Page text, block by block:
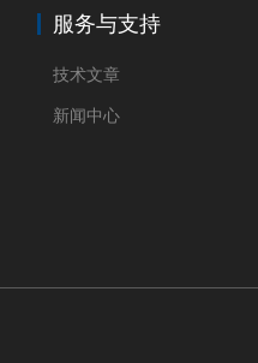
服务与支持
技术文章
新闻中心